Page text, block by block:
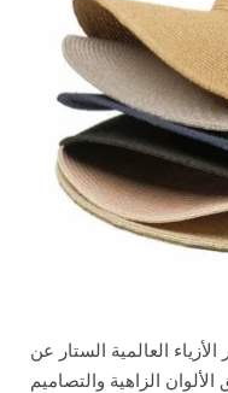
أزاحت دور الأزياء العالمية الستار عن
الزاهية والتصاميم